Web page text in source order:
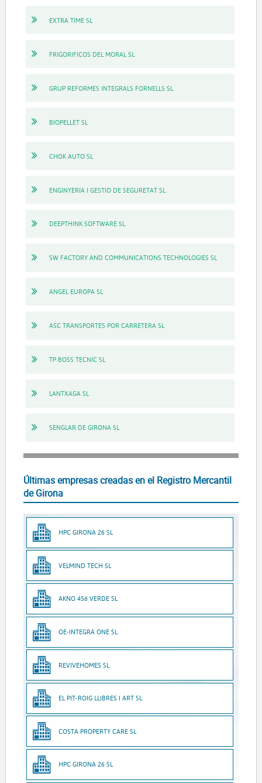
EXTRA TIME SL
FRIGORIFICOS DEL MORAL SL
GRUP REFORMES INTEGRALS FORNELLS SL
BIOPELLET SL
CHOK AUTO SL
ENGINYERIA I GESTIO DE SEGURETAT SL
DEEPTHINK SOFTWARE SL
SW FACTORY AND COMMUNICATIONS TECHNOLOGIES SL
ANGEL EUROPA SL
ASC TRANSPORTES POR CARRETERA SL
TP BOSS TECNIC SL
LANTXAGA SL
SENGLAR DE GIRONA SL
Últimas empresas creadas en el Registro Mercantil
de Girona
HPC GIRONA 26 SL
VELMIND TECH SL
AKNO 456 VERDE SL
OE-INTEGRA ONE SL
REVIVEHOMES SL
EL PIT-ROIG LLIBRES I ART SL
COSTA PROPERTY CARE SL
HPC GIRONA 26 SL